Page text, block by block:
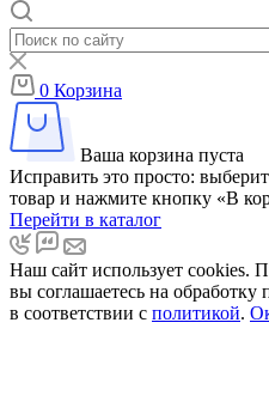
0 Корзина
Ваша корзина пуста
Исправить это просто:
товар и нажмите кнопку «В
Перейти в каталог
Наш сайт использует cookies.
вы соглашаетесь на
в соответствии с политикой.